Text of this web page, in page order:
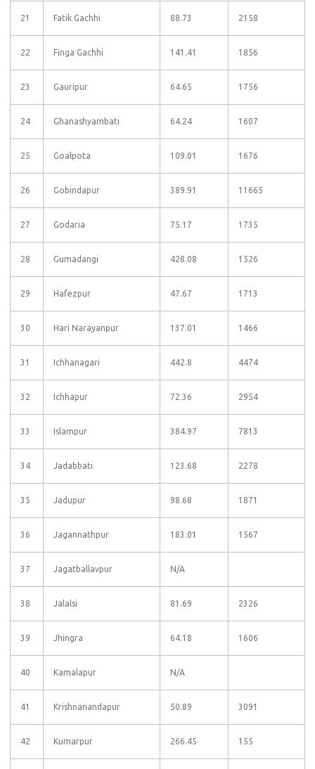
21 Fatik Gachhi 88.73 2158
22 Finga Gachhi 141.41 1856
23 Gauripur 64.65 1756
24 Ghanashyambati 64.24 1607
25 Goalpota 109.01 1676
26 Gobindapur 389.91 11665
27 Godaria 75.17 1735
28 Gumadangi 428.08 1526
29 Hafezpur 47.67 1713
30 Hari Narayanpur 137.01 1466
31 Ichhanagari 442.8 4474
32 Ichhapur 72.36 2954
33 Islampur 384.97 7813
34 Jadabbati 123.68 2278
35 Jadupur 98.68 1871
36 Jagannathpur 183.01 1567
37 Jagatballavpur N/A
38 Jalalsi 81.69 2326
39 Jhingra 64.18 1606
40 Kamalapur N/A
41 Krishnanandapur 50.89 3091
42 Kumarpur 266.45 155